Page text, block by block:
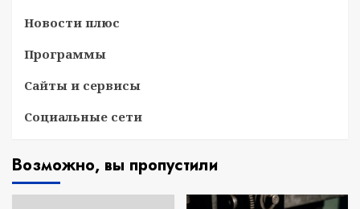
Новости плюс
Программы
Сайты и сервисы
Социальные сети
Возможно, вы пропустили